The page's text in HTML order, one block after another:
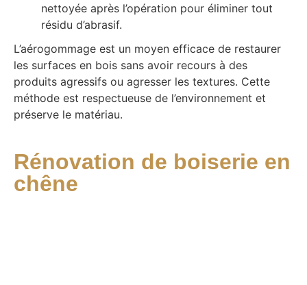
nettoyée après l’opération pour éliminer tout
résidu d’abrasif.
L’aérogommage est un moyen efficace de restaurer
les surfaces en bois sans avoir recours à des
produits agressifs ou agresser les textures. Cette
méthode est respectueuse de l’environnement et
préserve le matériau.
Rénovation de boiserie en
chêne